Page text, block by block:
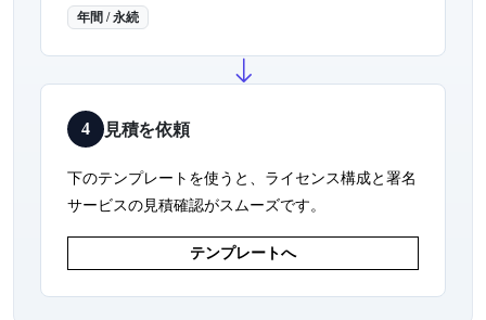
年間 / 永続
4 見積を依頼
下のテンプレートを使うと、ライセンス構成と署名
サービスの見積確認がスムーズです。
テンプレートへ